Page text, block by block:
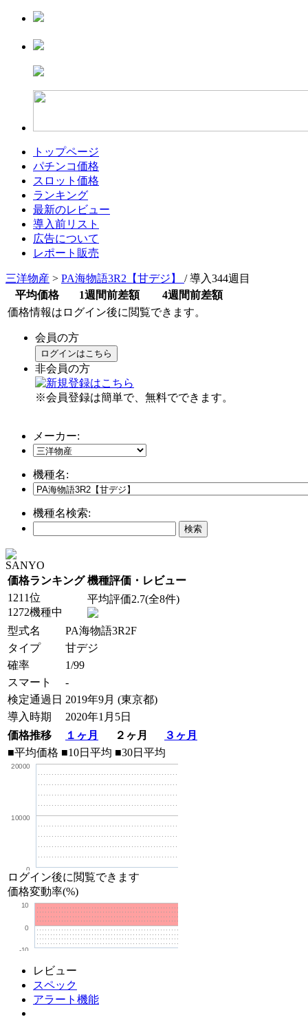
トップページ
パチンコ価格
スロット価格
ランキング
最新のレビュー
導入前リスト
広告について
レポート販売
三洋物産 > PA海物語3R2【甘デジ】 / 導入344週目
平均価格
1週間前差額
4週間前差額
価格情報はログイン後に閲覧できます。
会員の方
ログインはこちら
非会員の方
※会員登録は簡単で、無料でできます。
メーカー:
機種名:
機種名検索:
SANYO
価格ランキング 機種評価・レビュー
1211位
1272機種中
平均評価2.7(全8件)
型式名
PA海物語3R2F
タイプ
甘デジ
確率
1/99
スマート
-
検定通過日 2019年9月 (東京都)
導入時期
2020年1月5日
価格推移
１ヶ月 ２ヶ月
３ヶ月
■平均価格 ■10日平均 ■30日平均
0
10000
20000
ログイン後に閲覧できます
価格変動率(%)
-10
0
10
レビュー
スペック
アラート機能